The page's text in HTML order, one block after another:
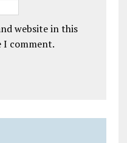
website in this
I comment.